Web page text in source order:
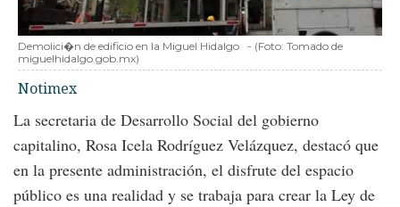
Demolici�n de edificio en la Miguel Hidalgo - (Foto: Tomado de
miguelhidalgo.gob.mx)
Notimex
La secretaria de Desarrollo Social del gobierno
capitalino, Rosa Icela Rodríguez Velázquez, destacó que
en la presente administración, el disfrute del espacio
público es una realidad y se trabaja para crear la Ley de